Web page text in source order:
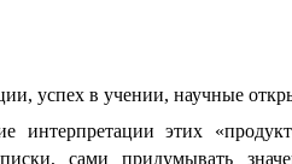
успех в учении, научные
интерпретации этих
сами придумывать